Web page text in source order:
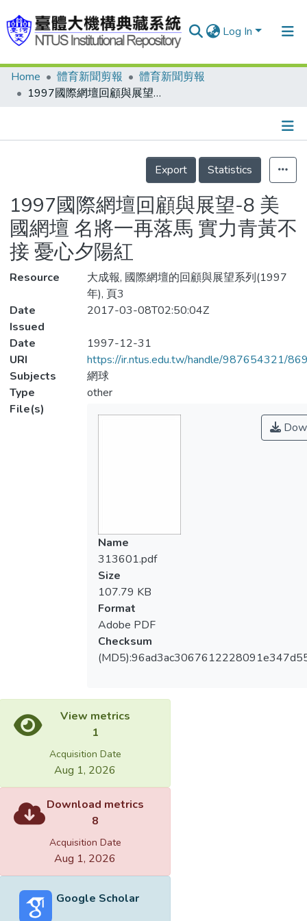
Log In
Communities & Collections
Statistics
Home 體育新聞剪報
體育新聞剪報
1997國際網壇回顧與展望-8 美國網壇 名將一再落馬 實力青黃不接 憂心夕陽紅
Details
Export
Statistics
1997國際網壇回顧與展望-8 美
國網壇 名將一再落馬 實力青黃不
接 憂心夕陽紅
Resource
大成報, 國際網壇的回顧與展望系列(1997
年), 頁3
Date
Issued
2017-03-08T02:50:04Z
Date
1997-12-31
URI
https://ir.ntus.edu.tw/handle/987654321/
Subjects
網球
Type
other
File(s)
Name
313601.pdf
Size
107.79 KB
Format
Adobe PDF
Checksum
View metrics
1
Acquisition Date
Aug 1, 2026
Download metrics
8
Acquisition Date
Aug 1, 2026
Google Scholar